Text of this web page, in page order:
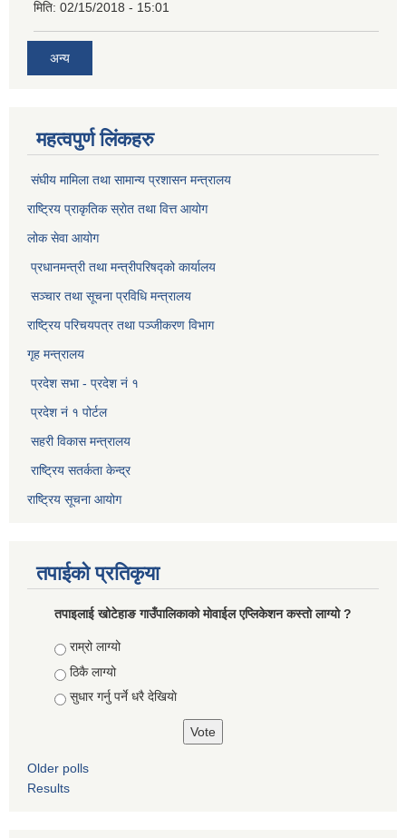
मिति: 02/15/2018 - 15:01
अन्य
महत्वपुर्ण लिंकहरु
संघीय मामिला तथा सामान्य प्रशासन मन्त्रालय
राष्ट्रिय प्राकृतिक स्राेत तथा वित्त आयोग
लोक सेवा आयोग
प्रधानमन्त्री तथा मन्त्रीपरिषद्को कार्यालय
सञ्‍चार तथा सूचना प्रविधि मन्त्रालय
राष्ट्रिय परिचयपत्र तथा पञ्जीकरण विभाग​
गृह मन्त्रालय
प्रदेश सभा - प्रदेश नं १
प्रदेश नं १ पोर्टल
सहरी विकास मन्त्रालय
राष्ट्रिय सतर्कता केन्द्र
राष्ट्रिय सूचना आयोग
तपाईको प्रतिकृया
तपाइलाई खोटेहाङ गाउँपालिकाको माेवाईल एप्लिकेशन कस्तो लाग्यो ?
Choices
राम्रो लाग्यो
ठिकै लाग्यो
सुधार गर्नु पर्ने धरै देखियाे
Older polls
Results